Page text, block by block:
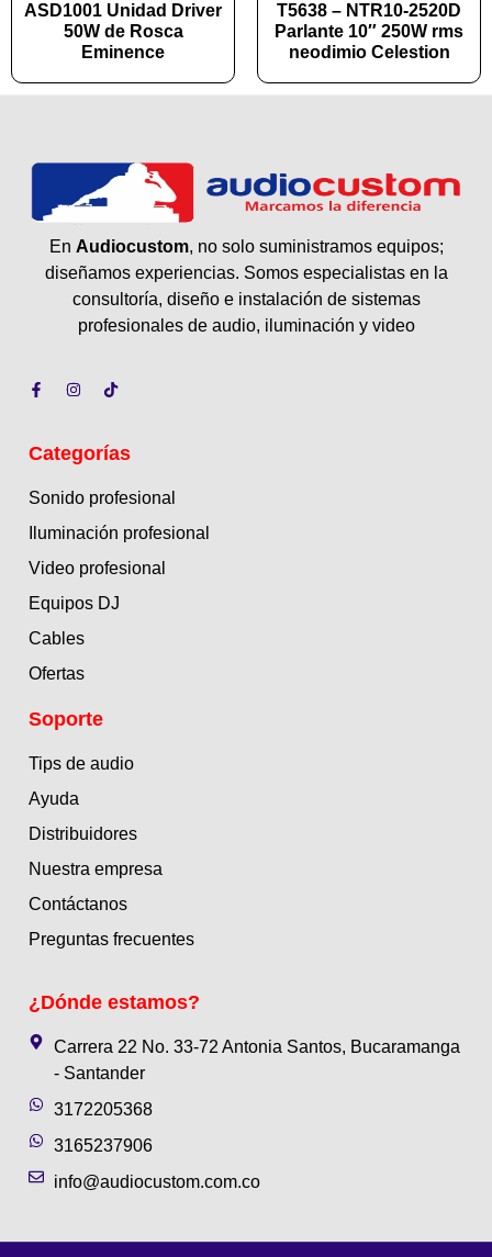
ASD1001 Unidad Driver
50W de Rosca
Eminence
T5638 – NTR10-2520D
Parlante 10″ 250W rms
neodimio Celestion
En Audiocustom, no solo suministramos equipos;
diseñamos experiencias. Somos especialistas en la
consultoría, diseño e instalación de sistemas
profesionales de audio, iluminación y video
Categorías
Sonido profesional
Iluminación profesional
Video profesional
Equipos DJ
Cables
Ofertas
Soporte
Tips de audio
Ayuda
Distribuidores
Nuestra empresa
Contáctanos
Preguntas frecuentes
¿Dónde estamos?
Carrera 22 No. 33-72 Antonia Santos, Bucaramanga
- Santander
3172205368
3165237906
info@audiocustom.com.co